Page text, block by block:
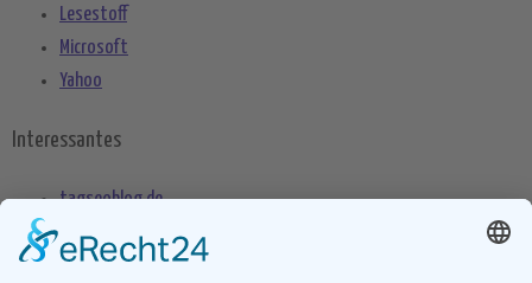
Lesestoff
Microsoft
Yahoo
Interessantes
tagseoblog.de
SEO Blog
seo-trainee.de